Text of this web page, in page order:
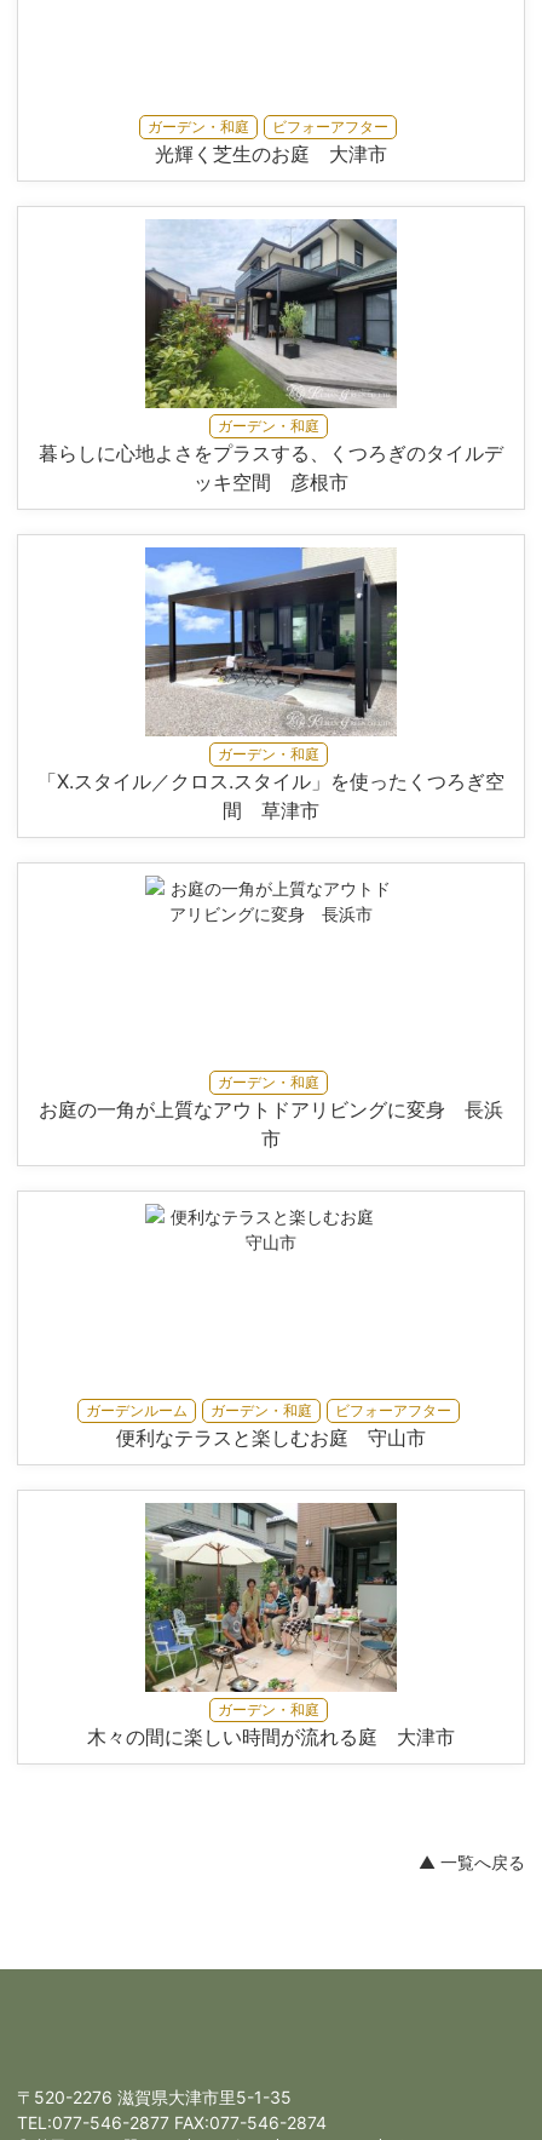
ガーデン・和庭 ビフォーアフター
光輝く芝生のお庭 大津市
ガーデン・和庭
暮らしに心地よさをプラスする、くつろぎのタイルデ
ッキ空間 彦根市
ガーデン・和庭
「X.スタイル／クロス.スタイル」を使ったくつろぎ空
間 草津市
ガーデン・和庭
お庭の一角が上質なアウトドアリビングに変身 長浜
市
ガーデンルーム ガーデン・和庭 ビフォーアフター
便利なテラスと楽しむお庭 守山市
ガーデン・和庭
木々の間に楽しい時間が流れる庭 大津市
▲ 一覧へ戻る
〒520-2276 滋賀県大津市里5-1-35
TEL:077-546-2877 FAX:077-546-2874